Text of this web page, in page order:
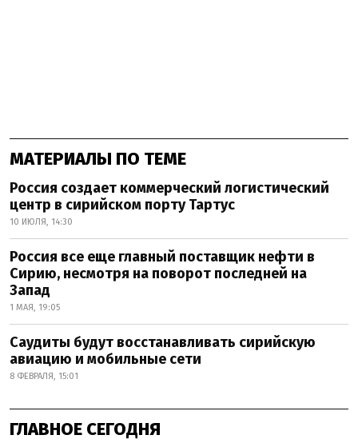
МАТЕРИАЛЫ ПО ТЕМЕ
Россия создает коммерческий логистический
центр в сирийском порту Тартус
10 ИЮЛЯ, 14:30
Россия все еще главный поставщик нефти в
Сирию, несмотря на поворот последней на
Запад
1 МАЯ, 19:05
Саудиты будут восстанавливать сирийскую
авиацию и мобильные сети
8 ФЕВРАЛЯ, 15:01
ГЛАВНОЕ СЕГОДНЯ